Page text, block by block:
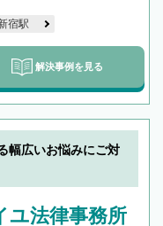
宿駅
解決事例を見る
幅広いお悩みにご対
ユ法律事務所